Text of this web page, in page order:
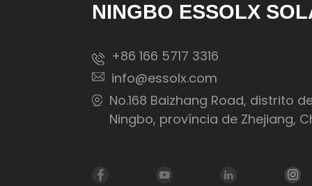
NINGBO ESSOLX
+86 166 5717 3316
info@essolx.com
No.168 Baizhang Road, distrito
Ningbo, província de Zhejiang,